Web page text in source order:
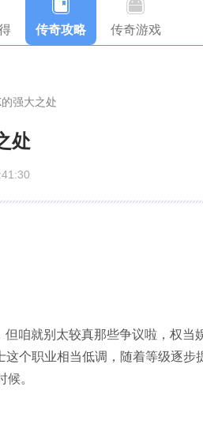
传奇攻略 传奇游戏
强大之处
处
咱就别太较真那些争议啦，权当
个职业相当低调，随着等级逐步
。